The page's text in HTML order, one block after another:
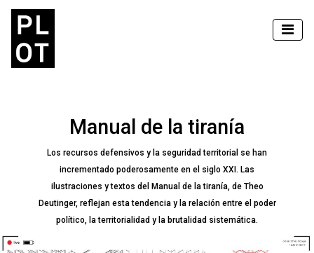
Manual de la tiranía
Los recursos defensivos y la seguridad territorial se han
incrementado poderosamente en el siglo XXI. Las
ilustraciones y textos del Manual de la tiranía, de Theo
Deutinger, reflejan esta tendencia y la relación entre el poder
político, la territorialidad y la brutalidad sistemática.